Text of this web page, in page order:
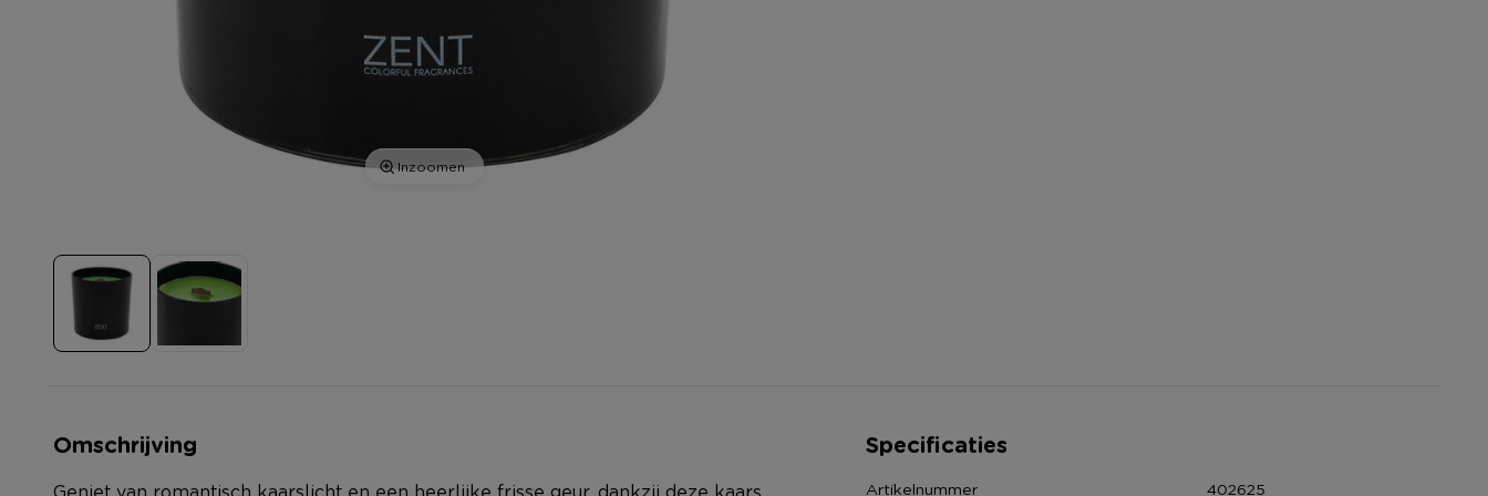
Inzoomen
Omschrijving
Geniet van romantisch kaarslicht en een heerlijke frisse geur, dankzij deze kaars
Specificaties
Artikelnummer
402625